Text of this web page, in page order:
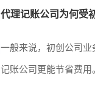
代理记账公司为何受
一般来说，初创公司
记账公司更能节省费用